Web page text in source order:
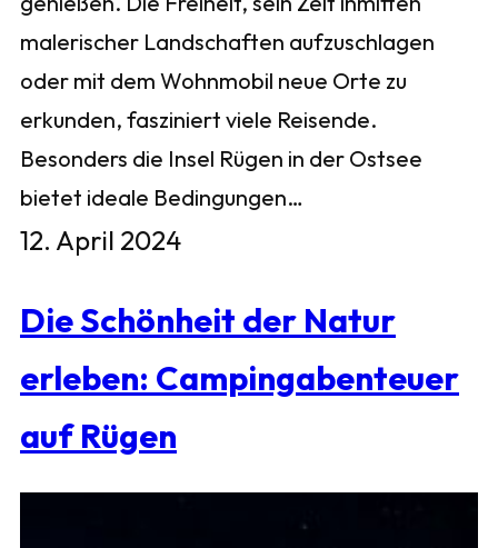
malerischer Landschaften aufzuschlagen
oder mit dem Wohnmobil neue Orte zu
erkunden, fasziniert viele Reisende.
Besonders die Insel Rügen in der Ostsee
bietet ideale Bedingungen…
12. April 2024
Die Schönheit der Natur
erleben: Campingabenteuer
auf Rügen